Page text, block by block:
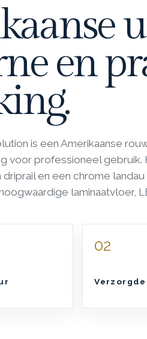
en
is een Amerikaanse
voor professioneel
driprail en een chrome
laminaatvloer,
02